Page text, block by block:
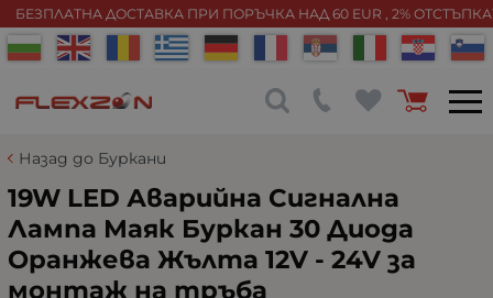
БЕЗПЛАТНА ДОСТАВКА ПРИ ПОРЪЧКА НАД 60 EUR , 2%
Назад до Буркани
19W LED Аварийна Сигнална
Лампа Маяк Буркан 30 Диода
Оранжева Жълта 12V - 24V за
монтаж на тръба